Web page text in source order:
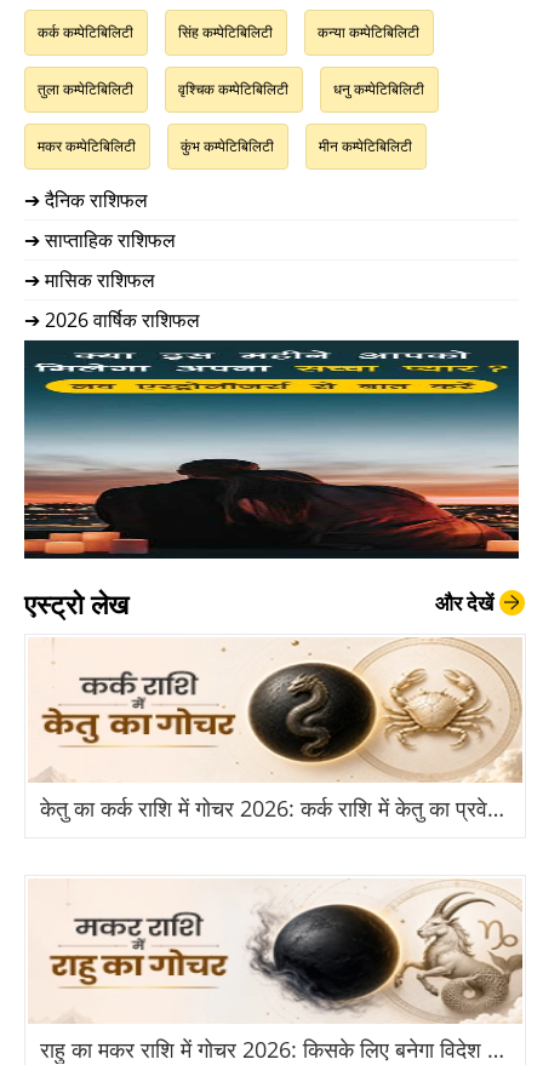
कर्क कम्पेटिबिलिटी सिंह कम्पेटिबिलिटी कन्या कम्पेटिबिलिटी
तुला कम्पेटिबिलिटी वृश्चिक कम्पेटिबिलिटी धनु कम्पेटिबिलिटी
मकर कम्पेटिबिलिटी कुंभ कम्पेटिबिलिटी मीन कम्पेटिबिलिटी
➔ दैनिक राशिफल
➔ साप्ताहिक राशिफल
➔ मासिक राशिफल
➔ 2026 वार्षिक राशिफल
एस्ट्रो लेख और देखें
केतु का कर्क राशि में गोचर 2026: कर्क राशि में केतु का प्रवेश से किन राशियों को होगा बड़ा लाभ?
राहु का मकर राशि में गोचर 2026: किसके लिए बनेगा विदेश और तरक्की का योग?